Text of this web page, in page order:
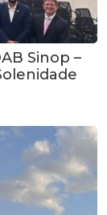
Sinop –